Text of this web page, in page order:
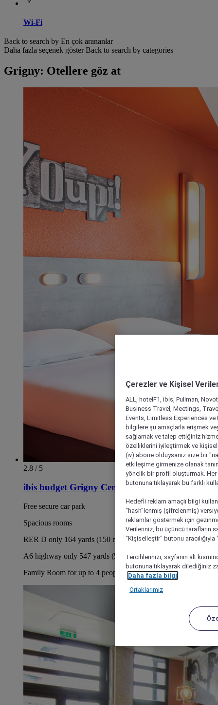
Wi-Fi
Back to search by En çok arananlar
Daha fazla seçenek göster Back to search by categories
Grigny: Otellere göz at
2.8 / 5
ibis budget Grigny Centre
Free secure car park
Spacious rooms
RER D only 164 yards (150 m) away
A6 highway only 547 yards (500 m) away
Family Room for up to 4 people
Çerezler ve Kişisel
ALL, hotelF1, ibis, Pullman,
Business Travel, Meetings,
Events, Limitless Experiences
bilgilere şu amaçlarla erişmek
sağlamak ve talep ettiğiniz
özelliklerini iyileştirmek ve
(iv) abone olduysanız size bir
etkileşime girmenize olanak
yönelik bir profil oluşturmak.
butonuna tıklayarak bu farklı
Hedefli reklam amaçlı bilgi
"hash"lenmiş (şifrelenmiş)
reklamlar göstermek için
Verileriniz, bu üçüncü tarafların
"Kişiselleştir" butonu
Tercihlerinizi, sayfanın alt
butonuna tıklayarak dilediğiniz
Daha fazla bilgi
Ortaklarımız